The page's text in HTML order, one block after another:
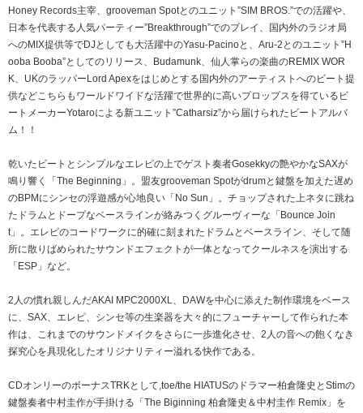
Honey Records主宰、grooveman Spotとのユニット”SIM BROS.”での活躍や、
日本を代表する人気パーティー”Breakthrough”でのプレイ、国内外のラジオ局
へのMIX提供等でDJとしても大活躍中のYasu-Pacinoと、Aru-2とのユニット”H
ooba Booba”としてのリリース、Budamunk、仙人掌らの楽曲のREMIX WOR
K、UKのラッパーLord Apexをはじめとする国内外のアーティストへのビート提
供などこちらもワールドワイドな活躍で世界的に高いプロップスを得ているビ
ートメーカーYotaroによる新ユニット”Catharsiz”から届けられたビートアルバ
ム！！
乾いたビートとシンプルなエレピの上でゲスト奏者Gosekkyの艶やかなSAXが
鳴り響く「The Beginning」。盟友grooveman Spotがdrumと鍵盤を加えた遅め
のBPMにシンセの浮遊感が心地良い「No Sun」。チョップされた上ネタに跳ね
たドラムとドープなベースラインが絡みつくグルーヴィーな「Bounce Join
t」。エレピのコードワークに的確に刻まれたドラムとベースライン、そして随
所に散りばめられたサウンドエフェクトが一体となってクールネスを演出する
「ESP」など。
2人の慣れ親しんだAKAI MPC2000XL、DAWを中心に添えた制作環境をベース
に、SAX、エレピ、シンセ等の生楽器を大々的にフューチャーして作られた本
作は、これまでのサウンドメイクをさらに一歩進化させ、2人の音への飽くなき
探究心を具現化したオリジナリティー溢れる快作である。
CDオンリーのボーナスTRKとして,toe/the HIATUSのドラマー柏倉隆史とStimの
鍵盤奏者中村圭作が手掛ける「The Biginning 柏倉隆史＆中村圭作 Remix」を